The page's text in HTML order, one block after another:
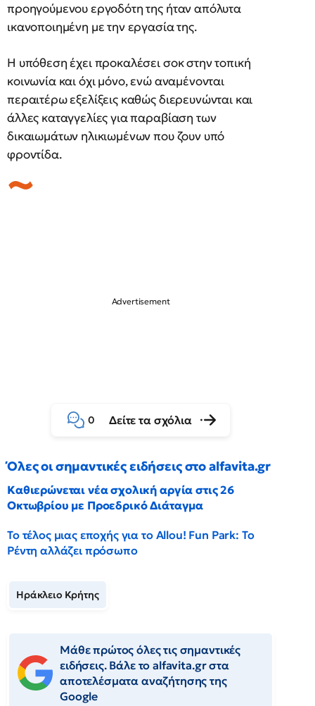
προηγούμενου εργοδότη της ήταν απόλυτα
ικανοποιημένη με την εργασία της.
Η υπόθεση έχει προκαλέσει σοκ στην τοπική
κοινωνία και όχι μόνο, ενώ αναμένονται
περαιτέρω εξελίξεις καθώς διερευνώνται και
άλλες καταγγελίες για παραβίαση των
δικαιωμάτων ηλικιωμένων που ζουν υπό
φροντίδα.
0 Δείτε τα σχόλια
Όλες οι σημαντικές ειδήσεις στο alfavita.gr
Καθιερώνεται νέα σχολική αργία στις 26
Οκτωβρίου με Προεδρικό Διάταγμα
Το τέλος μιας εποχής για το Allou! Fun Park: Το
Ρέντη αλλάζει πρόσωπο
Ηράκλειο Κρήτης
Μάθε πρώτος όλες τις σημαντικές
ειδήσεις. Βάλε το alfavita.gr στα
αποτελέσματα αναζήτησης της
Google